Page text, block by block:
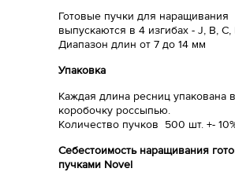
Готовые пучки для наращивания
выпускаются в 4 изгибах - J, B, C,
Диапазон длин от 7 до 14 мм
Упаковка
Каждая длина ресниц упакована
коробочку россыпью.
Количество пучков 500 шт. +-
Себестоимость наращивания
пучками Novel